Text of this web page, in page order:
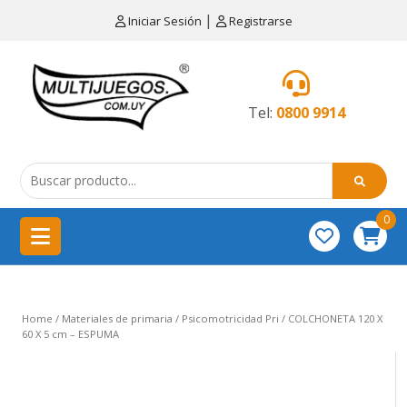
Iniciar Sesión | Registrarse
Tel: 0800 9914
MENÚ
de
cocina
China
importación
Educativos
0
Home / Materiales de primaria / Psicomotricidad Pri / COLCHONETA 120 X
60 X 5 cm – ESPUMA